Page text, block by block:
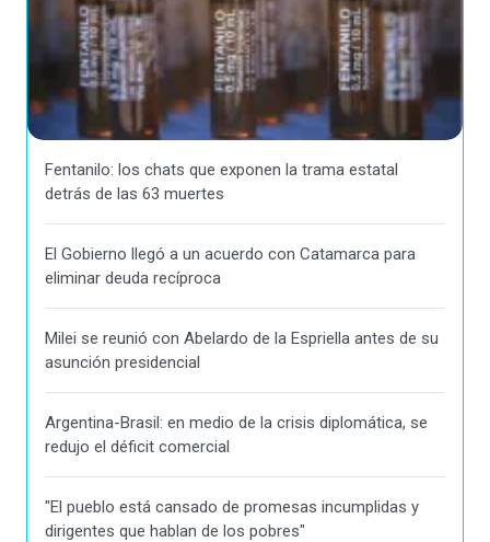
Fentanilo: los chats que exponen la trama estatal
detrás de las 63 muertes
El Gobierno llegó a un acuerdo con Catamarca para
eliminar deuda recíproca
Milei se reunió con Abelardo de la Espriella antes de su
asunción presidencial
Argentina-Brasil: en medio de la crisis diplomática, se
redujo el déficit comercial
"El pueblo está cansado de promesas incumplidas y
dirigentes que hablan de los pobres"